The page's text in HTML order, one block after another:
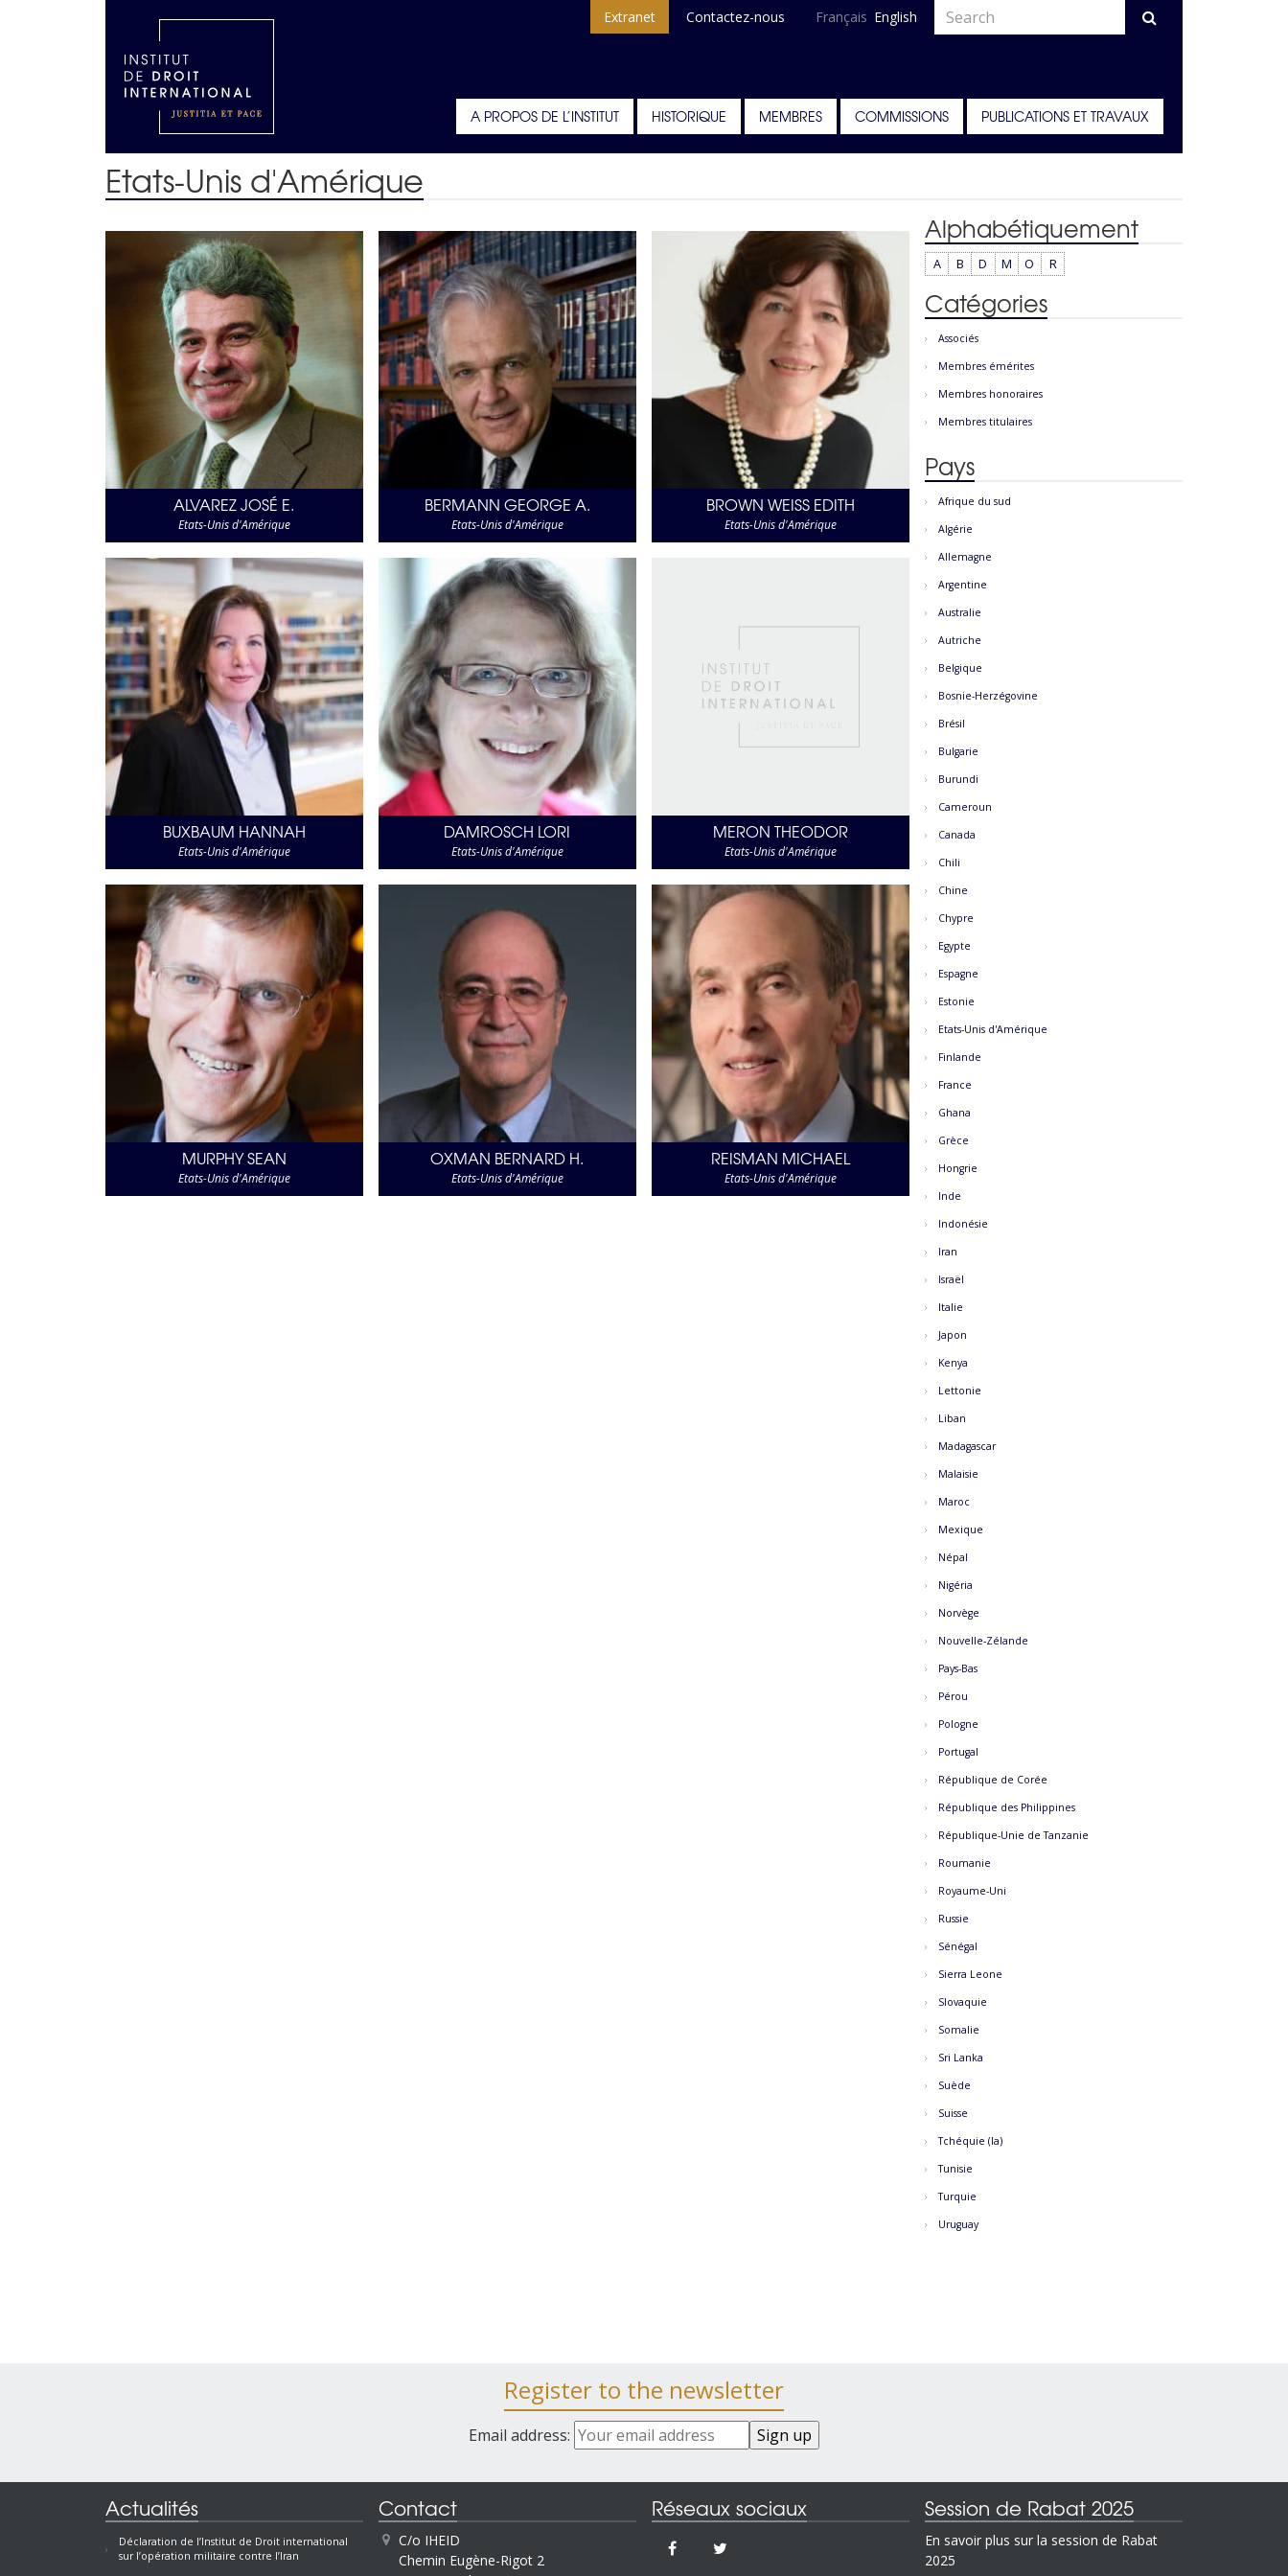
A PROPOS DE L’INSTITUT HISTORIQUE MEMBRES COMMISSIONS PUBLICATIONS ET TRAVAUX
Extranet Contactez-nous Français English
Etats-Unis d'Amérique
ALVAREZ JOSÉ E.
Etats-Unis d'Amérique
BERMANN GEORGE A.
Etats-Unis d'Amérique
BROWN WEISS EDITH
Etats-Unis d'Amérique
BUXBAUM HANNAH
Etats-Unis d'Amérique
DAMROSCH LORI
Etats-Unis d'Amérique
MERON THEODOR
Etats-Unis d'Amérique
MURPHY SEAN
Etats-Unis d'Amérique
OXMAN BERNARD H.
Etats-Unis d'Amérique
REISMAN MICHAEL
Etats-Unis d'Amérique
Alphabétiquement
A B D M O R
Catégories
Associés
Membres émérites
Membres honoraires
Membres titulaires
Pays
Afrique du sud
Algérie
Allemagne
Argentine
Australie
Autriche
Belgique
Bosnie-Herzégovine
Brésil
Bulgarie
Burundi
Cameroun
Canada
Chili
Chine
Chypre
Egypte
Espagne
Estonie
Etats-Unis d'Amérique
Finlande
France
Ghana
Grèce
Hongrie
Inde
Indonésie
Iran
Israël
Italie
Japon
Kenya
Lettonie
Liban
Madagascar
Malaisie
Maroc
Mexique
Népal
Nigéria
Norvège
Nouvelle-Zélande
Pays-Bas
Pérou
Pologne
Portugal
République de Corée
République des Philippines
République-Unie de Tanzanie
Roumanie
Royaume-Uni
Russie
Sénégal
Sierra Leone
Slovaquie
Somalie
Sri Lanka
Suède
Suisse
Tchéquie (la)
Tunisie
Turquie
Uruguay
Register to the newsletter
Email address:
Actualités
Déclaration de l’Institut de Droit international
sur l’opération militaire contre l’Iran
Contact
C/o IHEID
Chemin Eugène-Rigot 2
Réseaux sociaux Session de Rabat 2025
En savoir plus sur la session de Rabat
2025